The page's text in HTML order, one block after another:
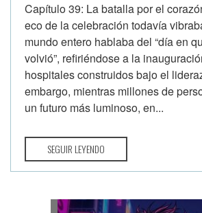
Capítulo 39: La batalla por el
eco de la celebración todavía
mundo entero hablaba del “día en
volvió”, refiriéndose a la
hospitales construidos bajo el
embargo, mientras millones de
un futuro más luminoso, en...
SEGUIR LEYENDO